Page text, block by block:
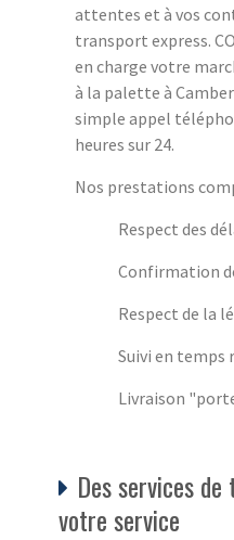
attentes et à vos
transport express.
en charge votre
à la palette à
simple appel
heures sur 24.
Nos prestations
Respect des
Confirmation
Respect de la
Suivi en temps
Livraison
Des services
votre service